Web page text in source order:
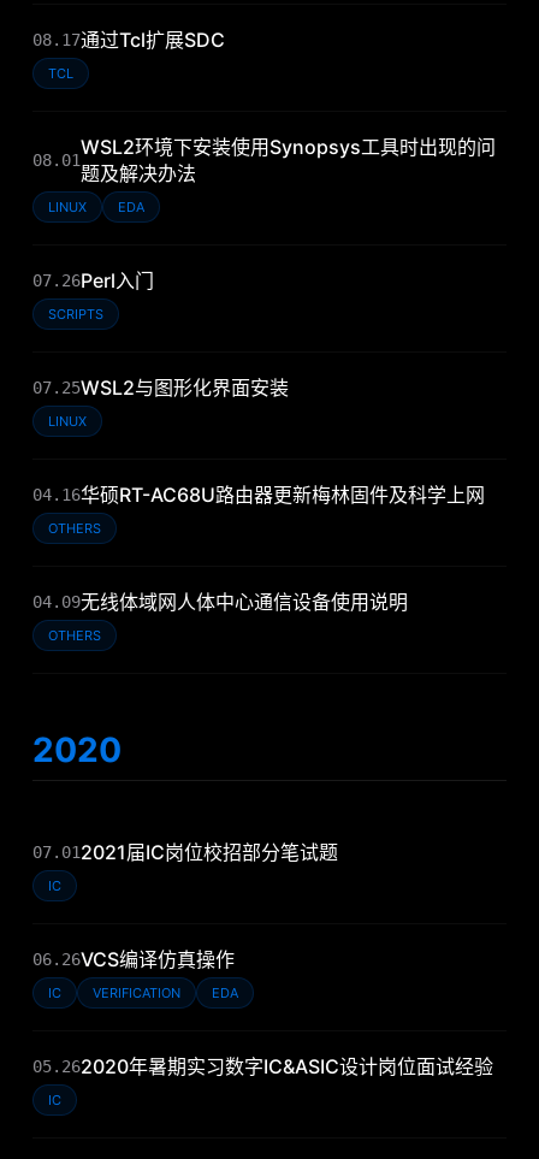
08.17通过Tcl扩展SDC
TCL
08.01
WSL2环境下安装使用Synopsys工具时出现的问
题及解决办法
LINUX EDA
07.26Perl入门
SCRIPTS
07.25WSL2与图形化界面安装
LINUX
04.16华硕RT-AC68U路由器更新梅林固件及科学上网
OTHERS
04.09无线体域网人体中心通信设备使用说明
OTHERS
2020
07.012021届IC岗位校招部分笔试题
IC
06.26VCS编译仿真操作
IC VERIFICATION EDA
05.262020年暑期实习数字IC&ASIC设计岗位面试经验
IC